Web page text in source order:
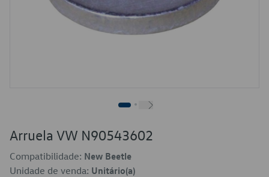
Arruela VW N90543602
Compatibilidade: New Beetle
Unidade de venda: Unitário(a)